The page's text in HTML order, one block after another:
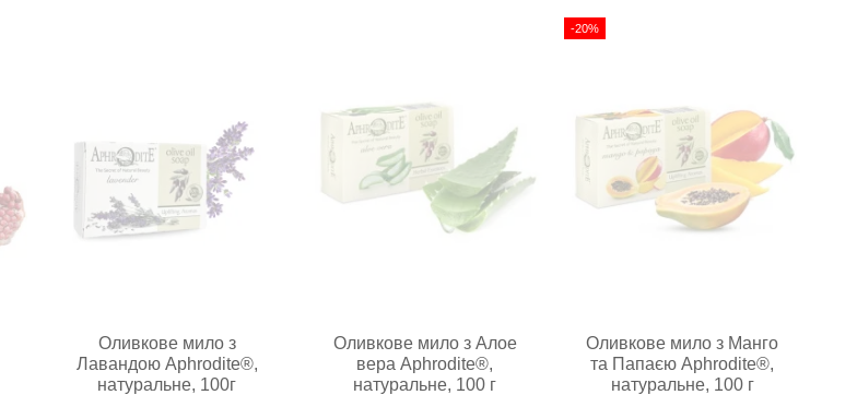
Оливкове мило з
Лавандою Aphrodite®,
натуральне, 100г
Оливкове мило з Алое
вера Aphrodite®,
натуральне, 100 г
-20%
Оливкове мило з Манго
та Папаєю Aphrodite®,
натуральне, 100 г